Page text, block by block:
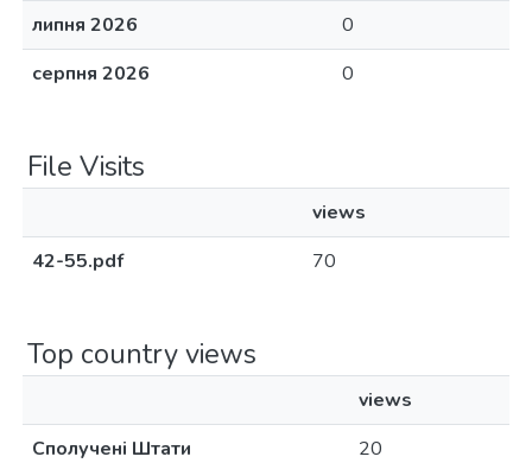
липня 2026
0
серпня 2026
0
File Visits
views
42-55.pdf
70
Top country views
views
Сполучені Штати
20